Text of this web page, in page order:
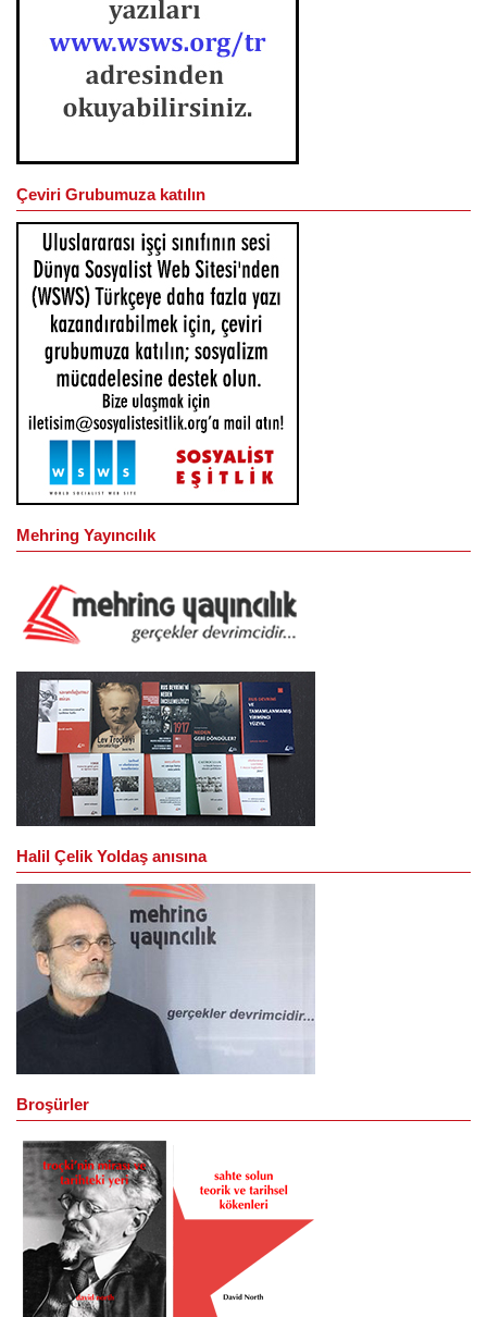
Çeviri Grubumuza katılın
Mehring Yayıncılık
Halil Çelik Yoldaş anısına
Broşürler